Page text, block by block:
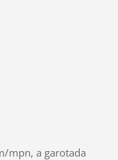
mpn, a garotada